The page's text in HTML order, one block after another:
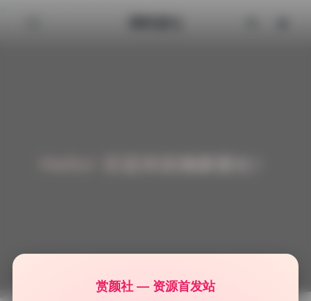
赏颜社 — 资源首发站